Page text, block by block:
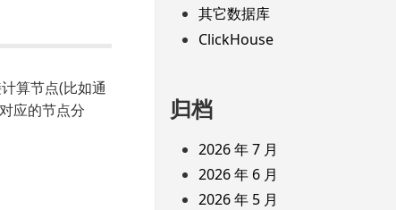
算节点(比如通
应的节点分
其它数据库
ClickHouse
归档
2026 年 7 月
2026 年 6 月
2026 年 5 月